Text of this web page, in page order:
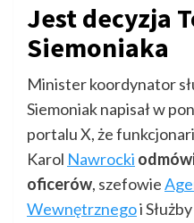
Jest decyzja
Siemoniaka
Minister koordynator
Siemoniak napisał w
portalu X, że
Karol Nawrocki
oficerów, szefowie
Wewnętrznegoi